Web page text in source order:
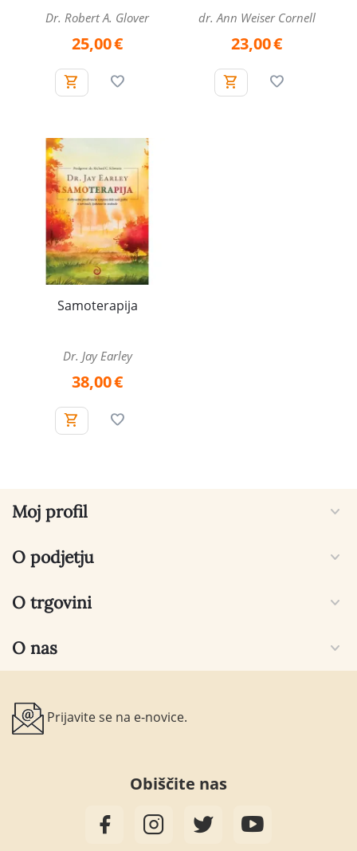
Dr. Robert A. Glover
25,00€
dr. Ann Weiser Cornell
23,00€
Samoterapija
Dr. Jay Earley
38,00€
Moj profil
O podjetju
O trgovini
O nas
Prijavite se na e-novice.
Obiščite nas